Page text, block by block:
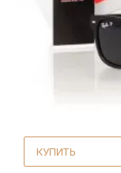
КУПИТЬ